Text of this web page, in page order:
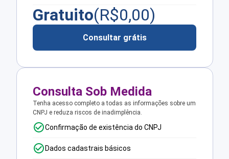
Gratuito(R$0,00)
Consultar grátis
Consulta Sob Medida
Tenha acesso completo a todas as informações sobre um
CNPJ e reduza riscos de inadimplência.
Confirmação de existência do CNPJ
Dados cadastrais básicos